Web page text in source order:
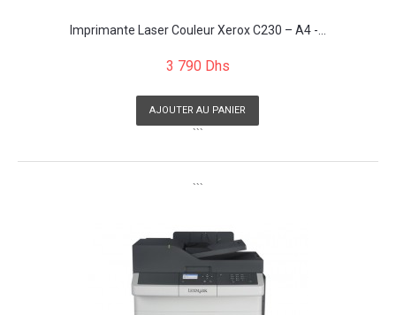
Imprimante Laser Couleur Xerox C230 – A4 -...
3 790 Dhs
AJOUTER AU PANIER
```
```